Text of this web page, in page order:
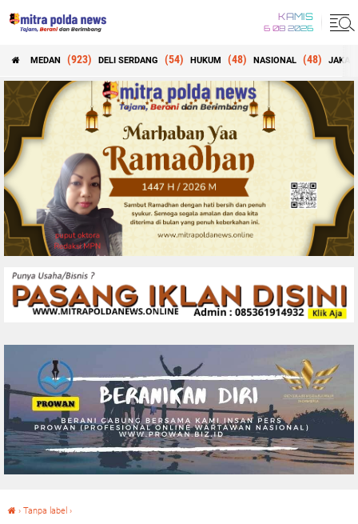
KAMIS
6 08 2026
MEDAN (923) DELI SERDANG (54) HUKUM (48) NASIONAL (48)
› Tanpa label ›